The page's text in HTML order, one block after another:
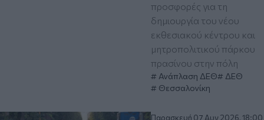
προσφορές για τη
δημιουργία του νέου
εκθεσιακού κέντρου και
μητροπολιτικού πάρκου
πρασίνου στην πόλη
Ανάπλαση ΔΕΘ
ΔΕΘ
Θεσσαλονίκη
Παρασκευή 07 Αυγ 2026, 18:00